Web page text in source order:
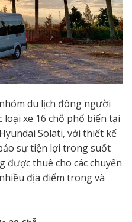
du lịch đông người
loại xe 16 chỗ phổ biến tại
Solati, với thiết kế
sự tiện lợi trong suốt
được thuê cho các chuyến
địa điểm trong và